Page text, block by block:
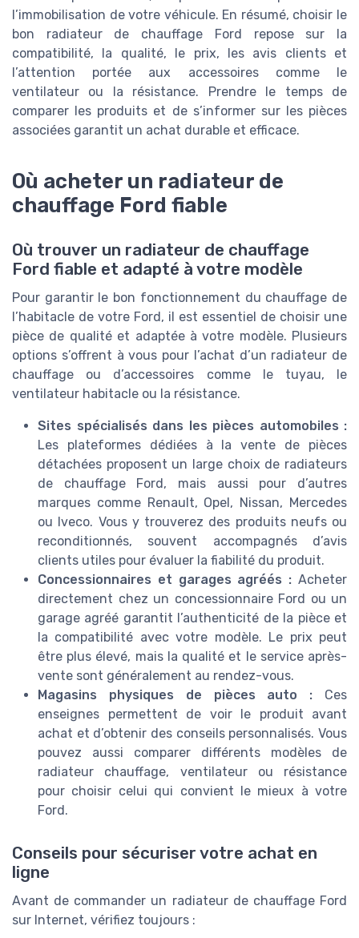
l’immobilisation de votre véhicule. En résumé, choisir le
bon radiateur de chauffage Ford repose sur la
compatibilité, la qualité, le prix, les avis clients et
l’attention portée aux accessoires comme le
ventilateur ou la résistance. Prendre le temps de
comparer les produits et de s’informer sur les pièces
associées garantit un achat durable et efficace.
Où acheter un radiateur de
chauffage Ford fiable
Où trouver un radiateur de chauffage
Ford fiable et adapté à votre modèle
Pour garantir le bon fonctionnement du chauffage de
l’habitacle de votre Ford, il est essentiel de choisir une
pièce de qualité et adaptée à votre modèle. Plusieurs
options s’offrent à vous pour l’achat d’un radiateur de
chauffage ou d’accessoires comme le tuyau, le
ventilateur habitacle ou la résistance.
Sites spécialisés dans les pièces automobiles :
Les plateformes dédiées à la vente de pièces
détachées proposent un large choix de radiateurs
de chauffage Ford, mais aussi pour d’autres
marques comme Renault, Opel, Nissan, Mercedes
ou Iveco. Vous y trouverez des produits neufs ou
reconditionnés, souvent accompagnés d’avis
clients utiles pour évaluer la fiabilité du produit.
Concessionnaires et garages agréés : Acheter
directement chez un concessionnaire Ford ou un
garage agréé garantit l’authenticité de la pièce et
la compatibilité avec votre modèle. Le prix peut
être plus élevé, mais la qualité et le service après-
vente sont généralement au rendez-vous.
Magasins physiques de pièces auto : Ces
enseignes permettent de voir le produit avant
achat et d’obtenir des conseils personnalisés. Vous
pouvez aussi comparer différents modèles de
radiateur chauffage, ventilateur ou résistance
pour choisir celui qui convient le mieux à votre
Ford.
Conseils pour sécuriser votre achat en
ligne
Avant de commander un radiateur de chauffage Ford
sur Internet, vérifiez toujours :